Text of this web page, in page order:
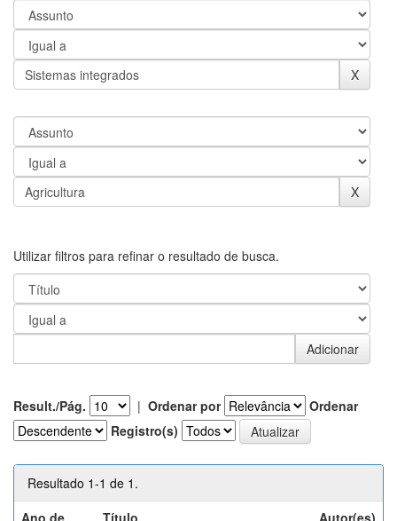
Utilizar filtros para refinar o resultado de busca.
Result./Pág. | Ordenar por
Ordenar
Registro(s)
Resultado 1-1 de 1.
Ano de
Título Autor(es)